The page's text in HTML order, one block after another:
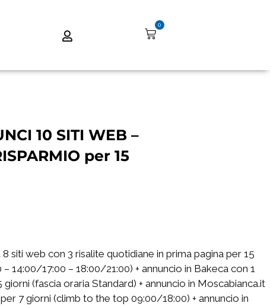
0
10 SITI WEB –
per 15
siti web con 3 risalite quotidiane in prima pagina per 15
14:00/17:00 – 18:00/21:00) + annuncio in Bakeca con 1
(fascia oraria Standard) + annuncio in Moscabianca.it
7 giorni (climb to the top 09:00/18:00) + annuncio in